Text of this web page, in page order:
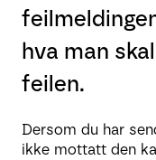
hva man
feilen.
Dersom du har
ikke mottatt den